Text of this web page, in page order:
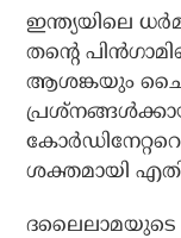
ഇന്ത്യയിലെ
തന്റെ
ആശങ്കയും
ശക്തമായി
ദലൈലാമയുടെ